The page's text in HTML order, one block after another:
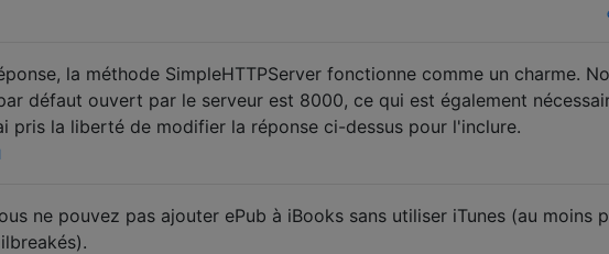
la méthode SimpleHTTPServer fonctionne comme un charme.
défaut ouvert par le serveur est 8000, ce qui est également
pris la liberté de modifier la réponse ci-dessus pour l'inclure.
ne pouvez pas ajouter ePub à iBooks sans utiliser iTunes (au moins